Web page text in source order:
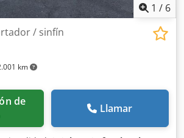
1 / 6
km
/ sinfín
Llamar